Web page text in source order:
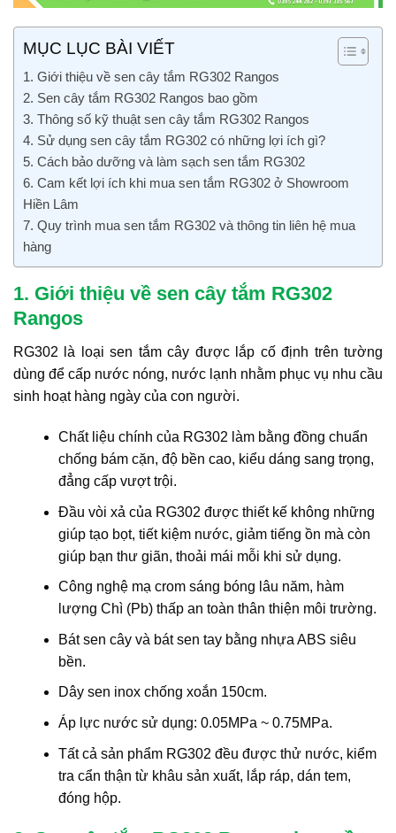
MỤC LỤC BÀI VIẾT
1. Giới thiệu về sen cây tắm RG302 Rangos
2. Sen cây tắm RG302 Rangos bao gồm
3. Thông số kỹ thuật sen cây tắm RG302 Rangos
4. Sử dụng sen cây tắm RG302 có những lợi ích gì?
5. Cách bảo dưỡng và làm sạch sen tắm RG302
6. Cam kết lợi ích khi mua sen tắm RG302 ở Showroom
Hiền Lâm
7. Quy trình mua sen tắm RG302 và thông tin liên hệ mua
hàng
1. Giới thiệu về sen cây tắm RG302
Rangos
RG302 là loại sen tắm cây được lắp cố định trên tường
dùng để cấp nước nóng, nước lạnh nhằm phục vụ nhu cầu
sinh hoạt hàng ngày của con người.
Chất liệu chính của RG302 làm bằng đồng chuẩn
chống bám cặn, độ bền cao, kiểu dáng sang trọng,
đẳng cấp vượt trội.
Đầu vòi xả của RG302 được thiết kế không những
giúp tạo bọt, tiết kiệm nước, giảm tiếng ồn mà còn
giúp bạn thư giãn, thoải mái mỗi khi sử dụng.
Công nghệ mạ crom sáng bóng lâu năm, hàm
lượng Chì (Pb) thấp an toàn thân thiện môi trường.
Bát sen cây và bát sen tay bằng nhựa ABS siêu
bền.
Dây sen inox chống xoắn 150cm.
Áp lực nước sử dụng: 0.05MPa ~ 0.75MPa.
Tất cả sản phẩm RG302 đều được thử nước, kiểm
tra cẩn thận từ khâu sản xuất, lắp ráp, dán tem,
đóng hộp.